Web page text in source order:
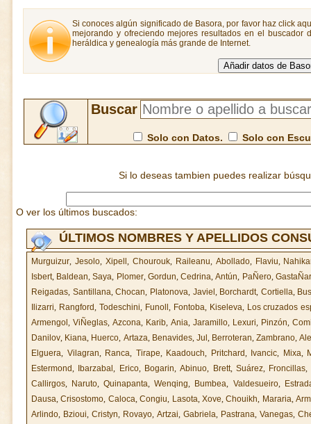
Si conoces algún significado de Basora, por favor haz click
mejorando y ofreciendo mejores resultados en el buscador
heráldica y genealogía más grande de Internet.
Buscar
Solo con Datos. Solo con
Si lo deseas tambien puedes realizar
O ver los últimos buscados:
ÚLTIMOS NOMBRES Y APELLIDOS
Murguizur, Jesolo, Xipell , Chourouk, Raileanu, Abollado, Flaviu,
Isbert, Baldean,Saya, Plomer, Gordun,Cedrina,Antún, PaÑero,
Reigadas, Santillana,Chocan, Platonova, Javiel , Borchardt, Cortiella,
Ilizarri, Rangford, Todeschini, Funoll , Fontoba, Kiseleva, Los cruzados
Armengol , ViÑeglas, Azcona, Karib, Ania, Jaramillo, Lexuri, Pinzón,
Danilov, Kiana, Huerco, Artaza, Benavides, Jul , Berroteran,Zambrano,
Elguera, Vilagran, Ranca, Tirape, Kaadouch, Pritchard, Ivancic, Mixa,
Estermond, Ibarzabal, Erico, Bogarin,Abinuo, Brett,Suárez, Froncillas,
Callirgos, Naruto,Quinapanta,Wenqing, Bumbea, Valdesueiro,
Dausa,Crisostomo, Caloca,Congiu, Lasota, Xove,Chouikh, Mararia,
Arlindo, Bzioui, Cristyn, Rovayo, Artzai, Gabriela, Pastrana, Vanegas,